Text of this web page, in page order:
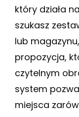
który działa
szukasz
lub
propozycja,
czytelnym
system
miejsca